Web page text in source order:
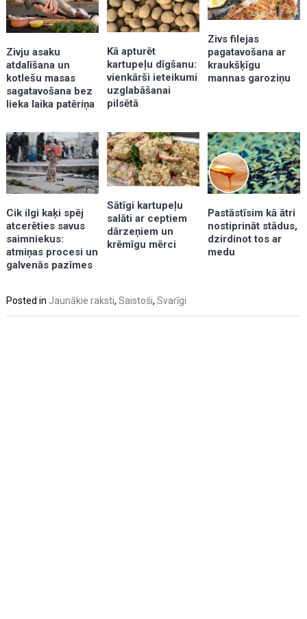
Zivju asaku
atdalīšana un
kotlešu masas
sagatavošana bez
lieka laika patēriņa
Kā apturēt
kartupeļu dīgšanu:
vienkārši ieteikumi
uzglabāšanai
pilsētā
Zivs filejas
pagatavošana ar
kraukšķīgu
mannas garoziņu
Cik ilgi kaķi spēj
atcerēties savus
saimniekus:
atmiņas procesi un
galvenās pazīmes
Sātīgi kartupeļu
salāti ar ceptiem
dārzeņiem un
krēmīgu mērci
Pastāstīsim kā ātri
nostiprināt stādus,
dzirdinot tos ar
medu
Posted in Jaunākie raksti,Saistoši,Svarīgi